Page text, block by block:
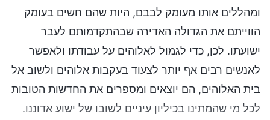
ומהללים אותו מעומק לבבם, היות שהם חשים בעומק
הווייתם את הגדולה האדירה שבהתקדמותם לעבר
ישועתו. לכן, כדי לגמול לאלוהים על עבודתו ולאפשר
לאנשים רבים אף יותר לצעוד בעקבות אלוהים ולשוב אל
בית האלוהים, הם יוצאים ומספרים את החדשות הטובות
לכל מי שהמתינו בכיליון עיניים לשובו של ישוע אדוננו.